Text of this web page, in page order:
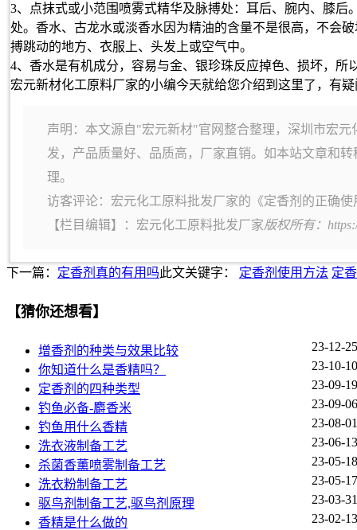
3、点抹式或小范围喷雾式精华及脉搏处：耳后、腕内、膝
处。香水、古龙水或淡香水因为精油的含量不是很高，不会
搏跳动的地方、衣服上、头发上或空气中。
4、香水是有机成分，容易与金、银珍珠反应掉色、损坏，
宏元新材化工原料厂家的小编今天就给您介绍到这里了，有
声明：本文源自"宏元新材"官网整合整理，深圳市宏
发，产品质量好、品质高，厂家直销。如本站文章和
理。
访客评论：宏元化工原料批发厂家的《定香剂的正确
【栏目编辑】： 宏元化工原料批发厂家版权所有：
下一篇： 定香剂真的有用吗此文关键字： 定香剂使用方法 定
【猜你还想看】
增香剂的种类与效果比较
23-12-25
你知道什么是香精吗？
23-10-10
定香剂的四种类型
23-09-19
钓鱼必备-麝香米
23-09-06
钓鱼用什么香精
23-08-01
洗衣液制备工艺
23-06-13
杀菌香薰喷雾制备工艺
23-05-18
洗衣粉制备工艺
23-05-17
驱鸟剂制备工艺,驱鸟剂原理
23-03-31
香精是什么做的
23-02-13